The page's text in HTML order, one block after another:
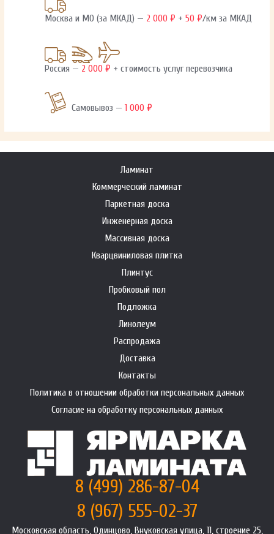
Москва и МО (за МКАД) — 2 000 ₽ +50 ₽/км за МКАД
Россия — 2 000 ₽ + стоимость услуг перевозчика
Самовывоз —1 000 ₽
Ламинат
Коммерческий ламинат
Паркетная доска
Инженерная доска
Массивная доска
Кварцвиниловая плитка
Плинтус
Пробковый пол
Подложка
Линолеум
Распродажа
Доставка
Контакты
Политика в отношении обработки персональных данных
Согласие на обработку персональных данных
8 (499) 286-87-04
8 (967) 555-02-37
Московская область, Одинцово, Внуковская улица, 11, строение 25,